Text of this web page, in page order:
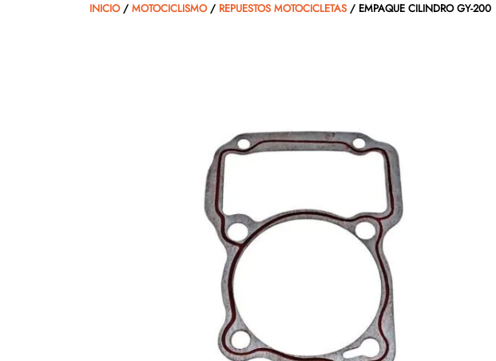
INICIO/ MOTOCICLISMO/ REPUESTOS MOTOCICLETAS / EMPAQUE CILINDRO GY-200